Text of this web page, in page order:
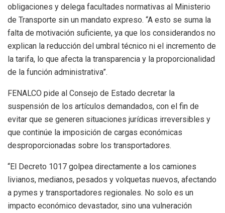
obligaciones y delega facultades normativas al Ministerio
de Transporte sin un mandato expreso. “A esto se suma la
falta de motivación suficiente, ya que los considerandos no
explican la reducción del umbral técnico ni el incremento de
la tarifa, lo que afecta la transparencia y la proporcionalidad
de la función administrativa”.
FENALCO pide al Consejo de Estado decretar la
suspensión de los artículos demandados, con el fin de
evitar que se generen situaciones jurídicas irreversibles y
que continúe la imposición de cargas económicas
desproporcionadas sobre los transportadores.
“El Decreto 1017 golpea directamente a los camiones
livianos, medianos, pesados y volquetas nuevos, afectando
a pymes y transportadores regionales. No solo es un
impacto económico devastador, sino una vulneración